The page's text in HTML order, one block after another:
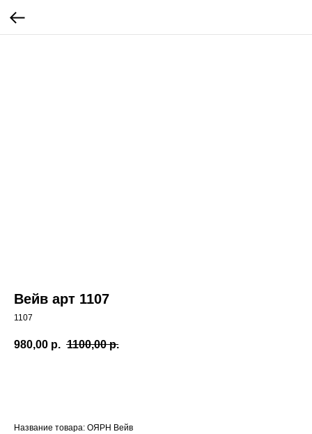
Вейв арт 1107
1107
980,00 р. 1100,00 р.
Название товара: ОЯРН Вейв